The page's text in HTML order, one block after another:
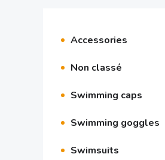
Accessories
Non classé
Swimming caps
Swimming goggles
Swimsuits